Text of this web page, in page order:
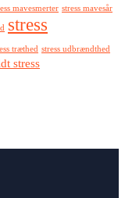
mavesmerter stress mavesår
stress
træthed stress udbrændthed
stress